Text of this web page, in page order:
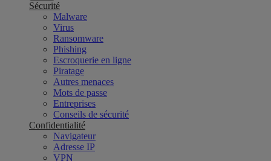
Sécurité
Malware
Virus
Ransomware
Phishing
Escroquerie en ligne
Piratage
Autres menaces
Mots de passe
Entreprises
Conseils de sécurité
Confidentialité
Navigateur
Adresse IP
VPN